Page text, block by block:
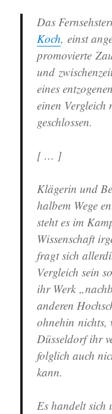
Das
Koch, einst
promovierte
und
eines
einen
geschlossen.
[ … ]
Klägerin und
halbem Wege
steht es im
Wissenschaft
fragt sich
Vergleich sein
ihr Werk
anderen
ohnehin nichts,
Düsseldorf ihr
folglich auch
kann.
Es handelt sich